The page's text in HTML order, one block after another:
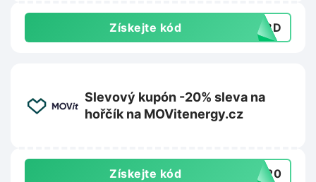
Získejte kód OCBD
Slevový kupón -20% sleva na
hořčík na MOVitenergy.cz
Získejte kód IK20